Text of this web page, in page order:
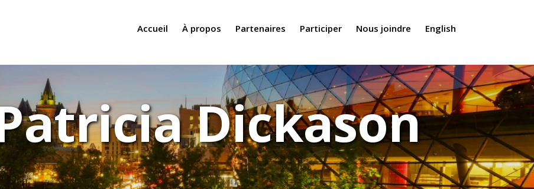
Accueil À propos Partenaires Participer Nous joindre English
Dickason